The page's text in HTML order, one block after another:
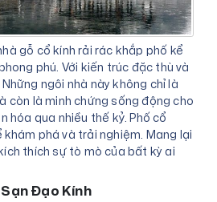
gỗ cổ kính rải rác khắp phố kể
phú. Với kiến trúc đặc thù và
ngôi nhà này không chỉ là
còn là minh chứng sống động cho
hóa qua nhiều thế kỷ. Phố cổ
phá và trải nghiệm. Mang lại
thích sự tò mò của bất kỳ ai
Đạo Kính